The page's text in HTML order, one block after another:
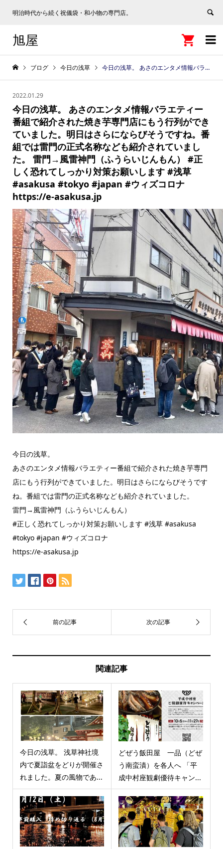
明治時代から続く祝儀袋・和小物の専門店。

旭屋 
ブログ 今日の浅草 今日の浅草。 あさのエンタメ情報バラエティー番組で紹介された焼き芋専門店にもう行列ができていました。明日はさらにならびそうですね。番組では雷門の正式名称なども紹介されていました。 雷門→風雷神門（ふうらいじんもん） #正しく恐れてしっかり対策お願いします #浅草 #asakusa #tokyo #japan #ウィズコロナ https://e-asakusa.jp
2022.01.29
今日の浅草。 あさのエンタメ情報バラエティー
番組で紹介された焼き芋専門店にもう行列ができ
ていました。明日はさらにならびそうですね。番
組では雷門の正式名称なども紹介されていまし
た。 雷門→風雷神門（ふうらいじんもん） #正
しく恐れてしっかり対策お願いします #浅草
#asakusa #tokyo #japan #ウィズコロナ
https://e-asakusa.jp
今日の浅草。
あさのエンタメ情報バラエティー番組で紹介された焼き芋専門
店にもう行列ができていました。明日はさらにならびそうです
ね。番組では雷門の正式名称なども紹介されていました。
雷門→風雷神門（ふうらいじんもん）
#正しく恐れてしっかり対策お願いします #浅草 #asakusa
#tokyo #japan #ウィズコロナ
https://e-asakusa.jp
関連記事
今日の浅草。 浅草神社境
内で夏詣盆をどりが開催さ
れました。夏の風物であ...
どぜう飯田屋 一品（どぜ
う南蛮漬）を各人へ 「平
成中村座観劇優待キャン...